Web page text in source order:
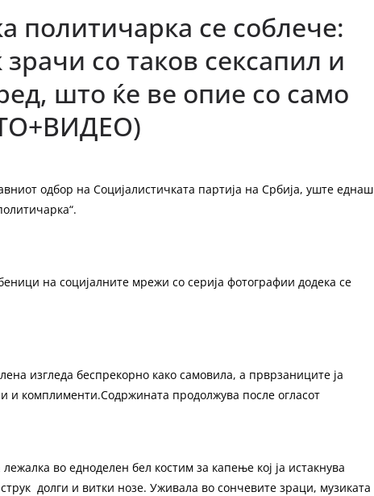
политичарка се соблече:
со таков сексапил и
што ќе ве опие со само
одбор на Социјалистичката партија на Србија, уште еднаш
на социјалните мрежи со серија фотографии додека се
изгледа беспрекорно како самовила, а прврзаниците ја
и комплименти.Содржината продолжува после огласот
во едноделен бел костим за капење кој ја истакнува
долги и витки нозе. Уживала во сончевите зраци, музиката